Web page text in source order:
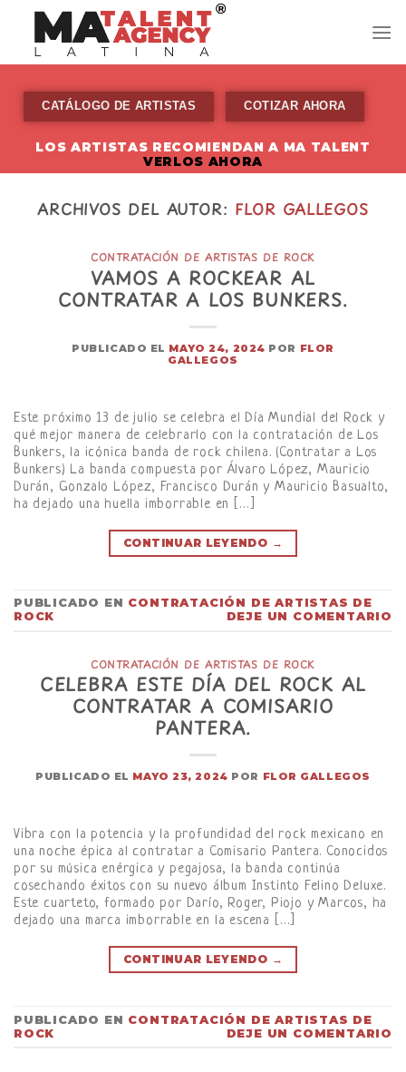
content
CATÁLOGO DE ARTISTAS COTIZAR AHORA
LOS ARTISTAS RECOMIENDAN A MA TALENT
VERLOS AHORA
ARCHIVOS DEL AUTOR: FLOR GALLEGOS
CONTRATACIÓN DE ARTISTAS DE ROCK
VAMOS A ROCKEAR AL
CONTRATAR A LOS BUNKERS.
PUBLICADO EL MAYO 24, 2024 POR FLOR
GALLEGOS
Este próximo 13 de julio se celebra el Día Mundial del Rock y
qué mejor manera de celebrarlo con la contratación de Los
Bunkers, la icónica banda de rock chilena. (Contratar a Los
Bunkers) La banda compuesta por Álvaro López, Mauricio
Durán, Gonzalo López, Francisco Durán y Mauricio Basualto,
ha dejado una huella imborrable en […]
CONTINUAR LEYENDO →
PUBLICADO EN CONTRATACIÓN DE ARTISTAS DE
ROCK
DEJE UN COMENTARIO
CONTRATACIÓN DE ARTISTAS DE ROCK
CELEBRA ESTE DÍA DEL ROCK AL
CONTRATAR A COMISARIO
PANTERA.
PUBLICADO EL MAYO 23, 2024 POR FLOR GALLEGOS
Vibra con la potencia y la profundidad del rock mexicano en
una noche épica al contratar a Comisario Pantera. Conocidos
por su música enérgica y pegajosa, la banda continúa
cosechando éxitos con su nuevo álbum Instinto Felino Deluxe.
Este cuarteto, formado por Darío, Roger, Piojo y Marcos, ha
dejado una marca imborrable en la escena […]
CONTINUAR LEYENDO →
PUBLICADO EN CONTRATACIÓN DE ARTISTAS DE
ROCK
DEJE UN COMENTARIO